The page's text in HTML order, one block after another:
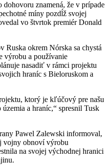
znamená, že v prípade
míny pozdĺž svojej
vo štvrtok premiér Donald
Ruska okrem Nórska sa chystá
výrobu a používanie
nasadiť v rámci projektu
hraníc s Bieloruskom a
ktorý je kľúčový pre našu
a hraníc,“ spresnil Tusk
Pawel Zalewski informoval,
vojny obnoví výrobu
na svojej východnej hranici